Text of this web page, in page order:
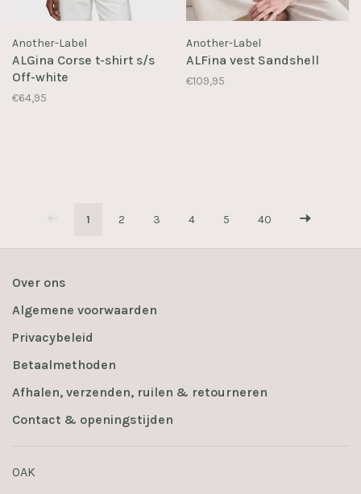
Another-Label
ALGina Corse t-shirt s/s
Off-white
€64,95
Another-Label
ALFina vest Sandshell
€109,95
1 2 3 4 5 40
Over ons
Algemene voorwaarden
Privacybeleid
Betaalmethoden
Afhalen, verzenden, ruilen & retourneren
Contact & openingstijden
OAK